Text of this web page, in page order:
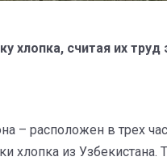
хлопка, считая их
– расположен в трех
из Узбекистана.